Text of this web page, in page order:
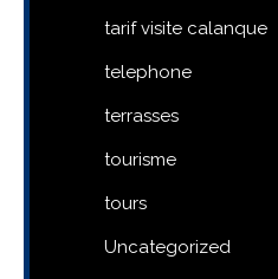
tarif visite calanque
telephone
terrasses
tourisme
tours
Uncategorized